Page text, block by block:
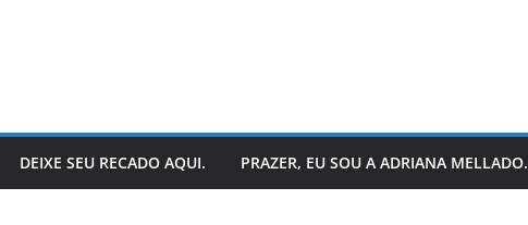
DEIXE SEU RECADO AQUI. PRAZER, EU SOU A ADRIANA MELLADO.